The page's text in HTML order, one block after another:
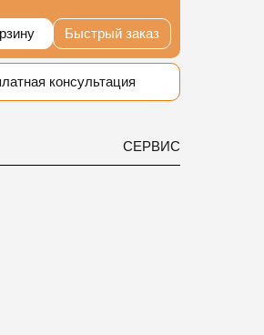
Быстрый заказ
консультация
СЕРВИС